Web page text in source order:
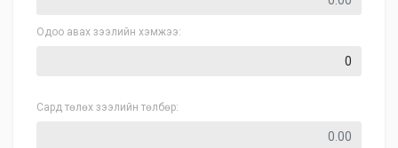
Одоо авах зээлийн хэмжээ:
Сард төлөх зээлийн төлбөр: